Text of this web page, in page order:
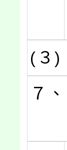
(３)
７、